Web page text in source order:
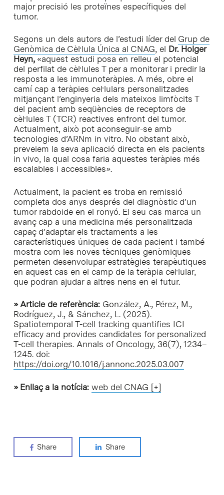
major precisió les proteïnes específiques del
tumor.
Segons un dels autors de l’estudi líder del Grup de
Genòmica de Cèl·lula Única al CNAG, el Dr. Holger
Heyn,«aquest estudi posa en relleu el potencial
del perfilat de cèl·lules T per a monitorar i predir la
resposta a les immunoteràpies. A més, obre el
camí cap a teràpies cel·lulars personalitzades
mitjançant l’enginyeria dels mateixos limfòcits T
del pacient amb seqüències de receptors de
cèl·lules T (TCR) reactives enfront del tumor.
Actualment, això pot aconseguir-se amb
tecnologies d’ARNm in vitro. No obstant això,
preveiem la seva aplicació directa en els pacients
in vivo, la qual cosa faria aquestes teràpies més
escalables i accessibles».
Actualment, la pacient es troba en remissió
completa dos anys després del diagnòstic d’un
tumor rabdoide en el ronyó. El seu cas marca un
avanç cap a una medicina més personalitzada
capaç d’adaptar els tractaments a les
característiques úniques de cada pacient i també
mostra com les noves tècniques genòmiques
permeten desenvolupar estratègies terapèutiques
en aquest cas en el camp de la teràpia cel·lular,
que podran ajudar a altres nens en el futur.
» Article de referència: González, A., Pérez, M.,
Rodríguez, J., & Sánchez, L. (2025).
Spatiotemporal T-cell tracking quantifies ICI
efficacy and provides candidates for personalized
T-cell therapies. Annals of Oncology, 36(7), 1234–
1245. doi:
https://doi.org/10.1016/j.annonc.2025.03.007
» Enllaç a la notícia: web del CNAG [+]
Share Share